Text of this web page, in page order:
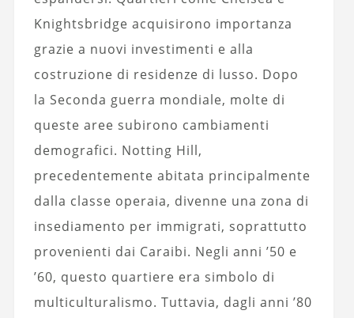
Knightsbridge acquisirono importanza
grazie a nuovi investimenti e alla
costruzione di residenze di lusso. Dopo
la Seconda guerra mondiale, molte di
queste aree subirono cambiamenti
demografici. Notting Hill,
precedentemente abitata principalmente
dalla classe operaia, divenne una zona di
insediamento per immigrati, soprattutto
provenienti dai Caraibi. Negli anni ’50 e
’60, questo quartiere era simbolo di
multiculturalismo. Tuttavia, dagli anni ’80